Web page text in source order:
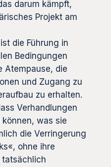
darum kämpft,
Projekt am
die Führung in
Bedingungen
Atempause, die
und Zugang zu
zu erhalten.
Verhandlungen
was sie
die Verringerung
ohne ihre
tatsächlich